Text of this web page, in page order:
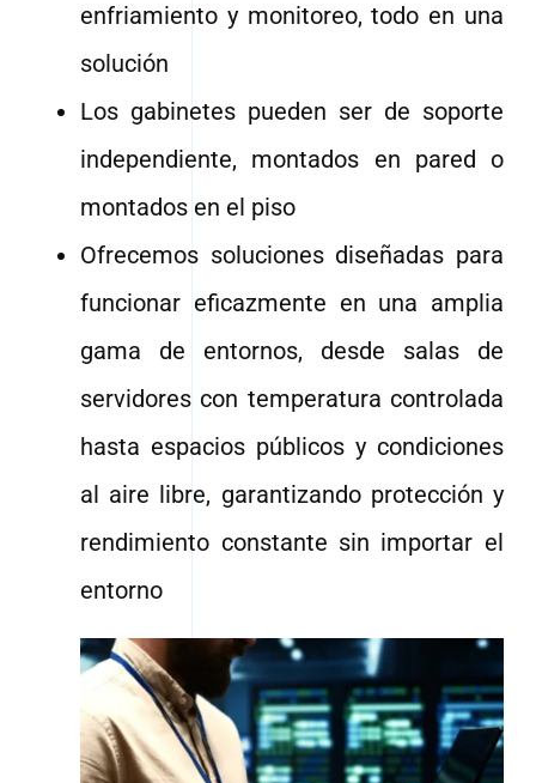
enfriamiento y monitoreo, todo en una
solución
Los gabinetes pueden ser de soporte
independiente, montados en pared o
montados en el piso
Ofrecemos soluciones diseñadas para
funcionar eficazmente en una amplia
gama de entornos, desde salas de
servidores con temperatura controlada
hasta espacios públicos y condiciones
al aire libre, garantizando protección y
rendimiento constante sin importar el
entorno